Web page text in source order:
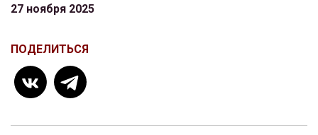
27 ноября 2025
ПОДЕЛИТЬСЯ